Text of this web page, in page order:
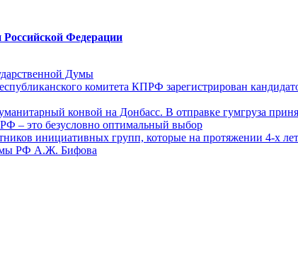
Российской Федерации
Думы
комитета КПРФ зарегистрирован
конвой на Донбасс. В отправке гумгруза
– это безусловно оптимальный выбор
инициативных групп, которые на протяжении 4-х
РФ А.Ж. Бифова